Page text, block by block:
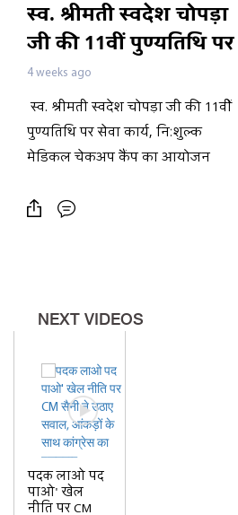
स्व. श्रीमती स्वदेश चोपड़ा
जी की 11वीं पुण्यतिथि पर
सेवा कार्य, निःशुल्क
मेडिकल चेकअप कैंप का
आयोजन
4 weeks ago
स्व. श्रीमती स्वदेश चोपड़ा जी की 11वीं
पुण्यतिथि पर सेवा कार्य, निःशुल्क
मेडिकल चेकअप कैंप का आयोजन
NEXT VIDEOS
पदक लाओ पद
पाओ' खेल
नीति पर CM